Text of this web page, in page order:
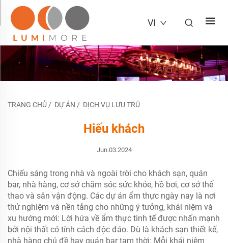
VI
TRANG CHỦ / DỰ ÁN / DỊCH VỤ LƯU TRÚ
Hiếu khách
Jun.03.2024
Chiếu sáng trong nhà và ngoài trời cho khách sạn, quán
bar, nhà hàng, cơ sở chăm sóc sức khỏe, hồ bơi, cơ sở thể
thao và sân vận động. Các dự án ẩm thực ngày nay là nơi
thử nghiệm và nền tảng cho những ý tưởng, khái niệm và
xu hướng mới: Lời hứa về ẩm thực tinh tế được nhấn mạnh
bởi nội thất có tính cách độc đáo. Dù là khách sạn thiết kế,
nhà hàng chủ đề hay quán bar tạm thời: Mỗi khái niệm